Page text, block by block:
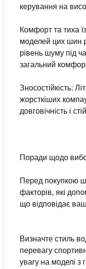
керування на
Комфорт та тиха
моделей цих шин
рівень шуму під
загальний
Зносостійкість:
жорсткіших
довговічність і
Поради щодо
Перед покупкою
факторів, які
що відповідає
Визначте стиль
перевагу
увагу на моделі з